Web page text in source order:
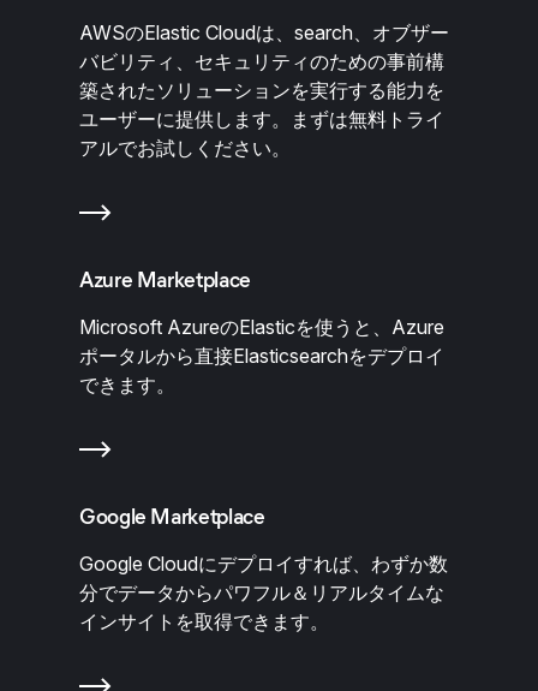
AWSのElastic Cloudは、search、オブザー
バビリティ、セキュリティのための事前構
築されたソリューションを実行する能力を
ユーザーに提供します。まずは無料トライ
アルでお試しください。
Azure Marketplace
Microsoft AzureのElasticを使うと、Azure
ポータルから直接Elasticsearchをデプロイ
できます。
Google Marketplace
Google Cloudにデプロイすれば、わずか数
分でデータからパワフル＆リアルタイムな
インサイトを取得できます。